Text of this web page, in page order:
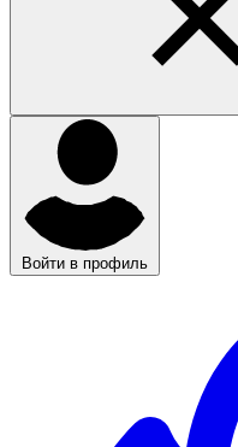
Войти в профиль